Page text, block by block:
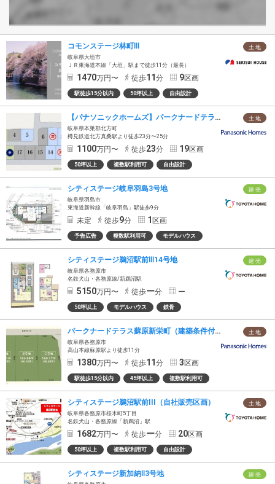
土 地
コモンステージ林町Ⅲ
岐阜県大垣市
ＪＲ東海道本線「大垣」駅まで徒歩11分（最長）
1470万円〜 徒歩11 分 9区画
駅徒歩15分以内 50坪以上 自由設計
土 地
【パナソニックホームズ】パークナードテラス北方（建築条件付）
岐阜県本巣郡北方町
樽見鉄道北方真桑駅より徒歩23分〜25分
1100万円〜 徒歩23分 19区画
50坪以上 複数駅利用可 自由設計
建 売
シティステージ岐阜羽島3号地
岐阜県羽島市
東海道新幹線「岐阜羽島」駅徒歩9分
未定 徒歩9分 1 区画
予告広告 複数駅利用可 モデルハウス
建 売
シティステージ鵜沼駅前Ⅲ14号地
岐阜県各務原市
名鉄犬山・各務原線/新鵜沼駅
5150万円〜 徒歩ー分 ー
50坪以上 モデルハウス 鉄骨
土 地
パークナードテラス蘇原新栄町（建築条件付）
岐阜県各務原市
高山本線蘇原駅より徒歩11分
1380万円〜 徒歩11 分 3 区画
駅徒歩15分以内 45坪以上 複数駅利用可
土 地
シティステージ鵜沼駅前III（自社販売区画）
岐阜県各務原市桜木町5丁目
名鉄犬山・各務原線「新鵜沼」駅
1682万円〜 徒歩ー分 20区画
50坪以上 複数駅利用可 自由設計
建 売
シティステージ新加納Ⅱ3号地